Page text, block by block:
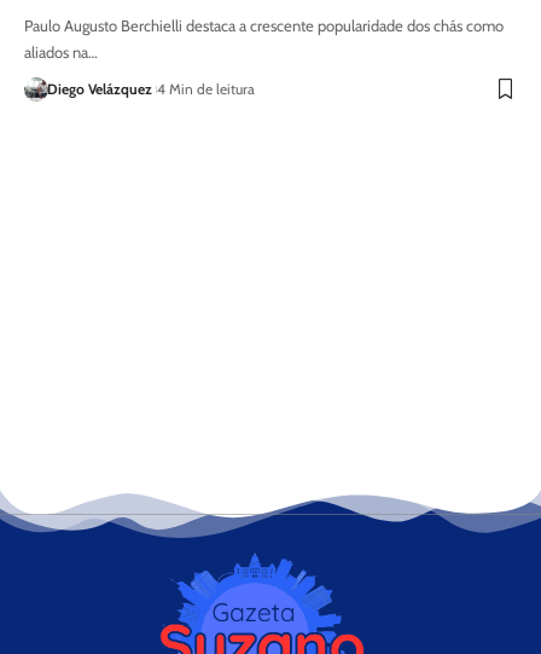
Paulo Augusto Berchielli destaca a crescente popularidade dos chás como
aliados na…
Diego Velázquez 4 Min de leitura